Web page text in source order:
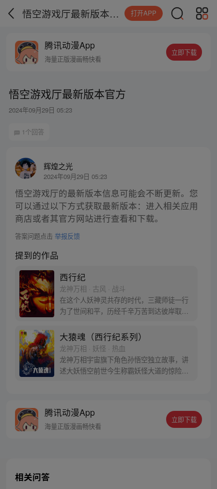
悟空游戏厅最新版本官方 打开APP
腾讯动漫App
海量正版漫画畅快看
立即下载
悟空游戏厅最新版本官方
2024年09月29日 05:23
1个回答
辉煌之光
2024年09月29日 05:23
悟空游戏厅的最新版本信息可能会不断更新。您
可以通过以下方式获取最新版本：进入相关应用
商店或者其官方网站进行查看和下载。
答案问题点击 举报反馈
提到的作品
西行纪
龙神万相 · 古风 · 战斗
在这个人妖神灵共存的时代，三藏师徒一行
为了世间和平，历经千辛万苦到达彼岸取
变得美好….随着阴谋慢慢揭露，暗魂四起,
为了让“永恒之火”重新归位，小狼妖白狼不
辞万难，找到唐三藏大法师，和他一起重新
寻回徒弟们，组成全新“西行小队”，再度踏
上西行之旅……
大猿魂（西行纪系列）
龙神万相 · 妖怪 · 热血
龙神万相宇宙旗下角色孙悟空独立故事，讲
述大妖悟空前世今生称霸妖怪大道的惊险历
人…六十年后，他再次破石而出，背负着守
护族人的希望和信念打败了妖怪大道的霸
腾讯动漫App
海量正版漫画畅快看
立即下载
相关问答